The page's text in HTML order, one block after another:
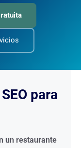
para
un restaurante